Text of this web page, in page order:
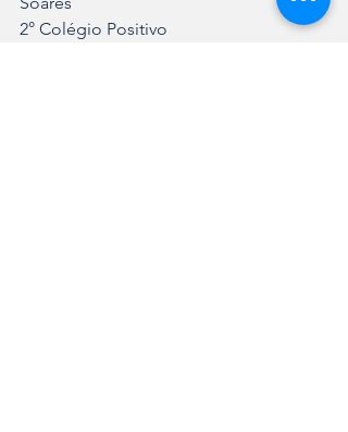
2° Colégio Positivo